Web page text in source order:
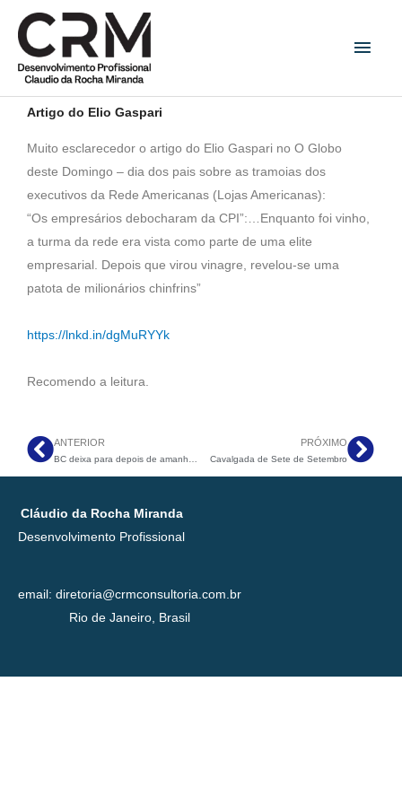
para
conteúdo
Artigo do Elio Gaspari
Muito esclarecedor o artigo do Elio Gaspari no O Globo
deste Domingo – dia dos pais sobre as tramoias dos
executivos da Rede Americanas (Lojas Americanas):
“Os empresários debocharam da CPI”:…Enquanto foi vinho,
a turma da rede era vista como parte de uma elite
empresarial. Depois que virou vinagre, revelou-se uma
patota de milionários chinfrins”
https://lnkd.in/dgMuRYYk
Recomendo a leitura.
Anterior
ANTERIOR PRÓXIMO
Cavalgada de Sete de Setembro
Cláudio da Rocha Miranda
Desenvolvimento Profissional
email: diretoria@crmconsultoria.com.br
Rio de Janeiro, Brasil